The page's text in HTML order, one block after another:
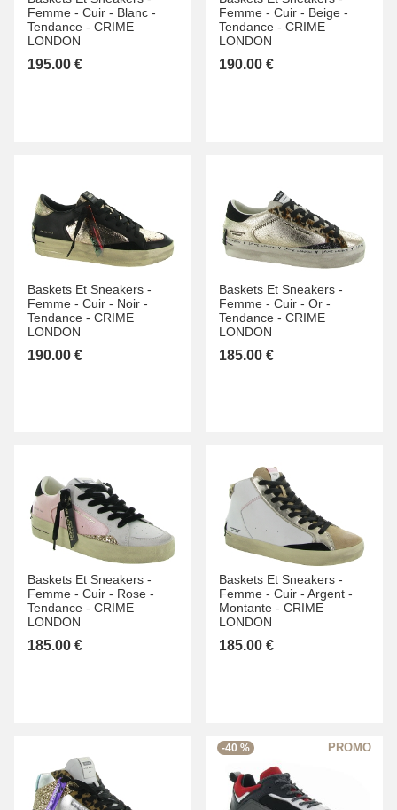
Femme - Cuir - Blanc -
Tendance - CRIME
LONDON
195.00 €
Femme - Cuir - Beige -
Tendance - CRIME
LONDON
190.00 €
Baskets Et Sneakers -
Femme - Cuir - Noir -
Tendance - CRIME
LONDON
190.00 €
Baskets Et Sneakers -
Femme - Cuir - Or -
Tendance - CRIME
LONDON
185.00 €
Baskets Et Sneakers -
Femme - Cuir - Rose -
Tendance - CRIME
LONDON
185.00 €
Baskets Et Sneakers -
Femme - Cuir - Argent -
Montante - CRIME
LONDON
185.00 €
-40 %